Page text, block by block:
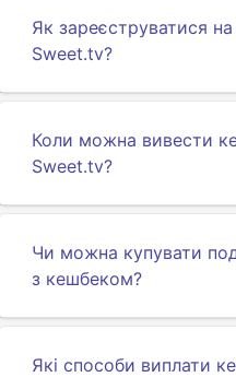
Як зареєструватися
Sweet.tv?
Коли можна вивести
Sweet.tv?
Чи можна купувати
з кешбеком?
Які способи виплати